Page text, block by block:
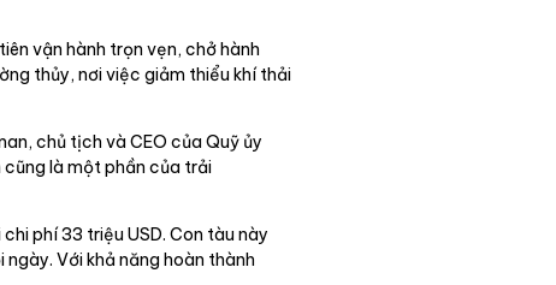
vận hành trọn vẹn, chở hành
thủy, nơi việc giảm thiểu khí thải
chủ tịch và CEO của Quỹ ủy
cũng là một phần của trải
phí 33 triệu USD. Con tàu này
Với khả năng hoàn thành